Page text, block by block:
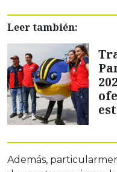
Leer también:
Además,